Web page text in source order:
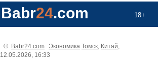
18+
Babr24.com
© Babr24.com Экономика Томск, Китай,
12.05.2026, 16:33